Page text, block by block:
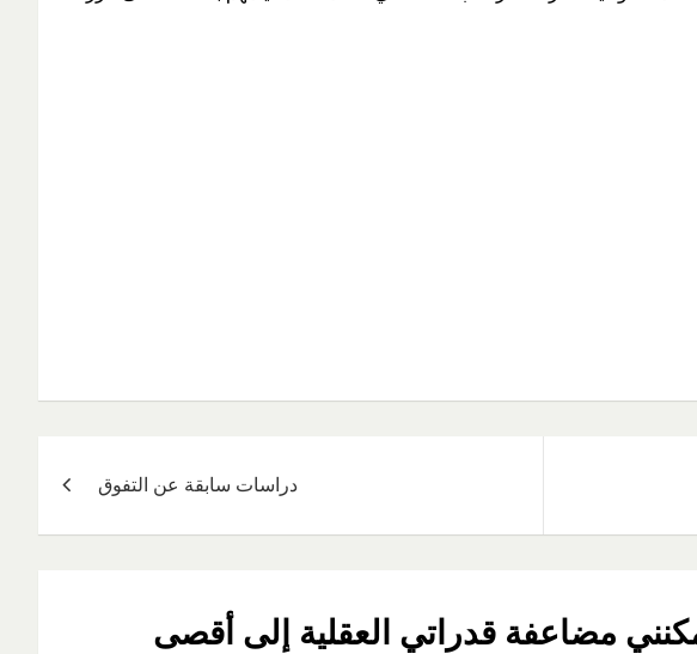
دراسات سابقة عن التفوق
مضاعفة قدراتي العقلية إلى أقصى